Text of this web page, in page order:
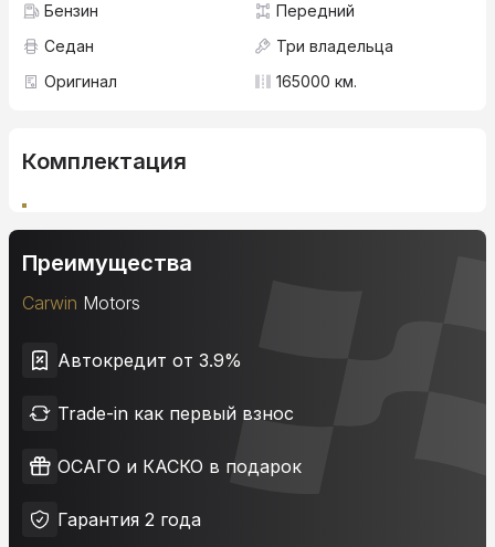
Бензин
Передний
Седан
Три владельца
Оригинал
165000 км.
Комплектация
Преимущества
Carwin Motors
Автокредит от 3.9%
Trade-in как первый взнос
ОСАГО и КАСКО в подарок
Гарантия 2 года